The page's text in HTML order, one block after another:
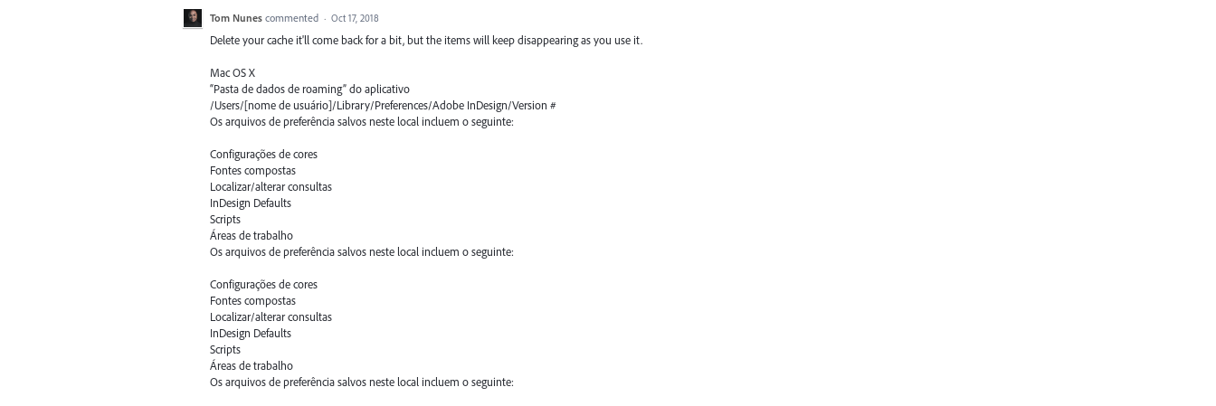
Tom Nunes commented · Oct 17, 2018
Delete your cache it'll come back for a bit, but the items will keep disappearing as you use it.
Mac OS X
“Pasta de dados de roaming” do aplicativo
/Users/[nome de usuário]/Library/Preferences/Adobe InDesign/Version #
Os arquivos de preferência salvos neste local incluem o seguinte:
Configurações de cores
Fontes compostas
Localizar/alterar consultas
InDesign Defaults
Scripts
Áreas de trabalho
Os arquivos de preferência salvos neste local incluem o seguinte:
Configurações de cores
Fontes compostas
Localizar/alterar consultas
InDesign Defaults
Scripts
Áreas de trabalho
Os arquivos de preferência salvos neste local incluem o seguinte: